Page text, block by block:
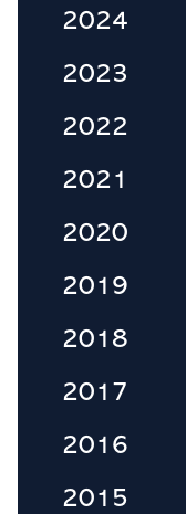
2024
2023
2022
2021
2020
2019
2018
2017
2016
2015